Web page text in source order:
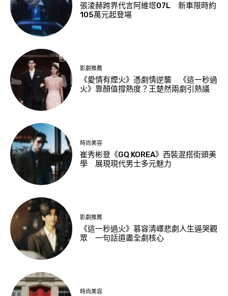
張淩赫跨界代言阿維塔07L 新車限時約
105萬元起登場
影劇推薦
《愛情有煙火》憑劇情逆襲 《這一秒過
火》靠顏值撐熱度？王楚然兩劇引熱議
時尚美容
崔秀彬登《GQ KOREA》西裝混搭街頭美
學 展現現代男士多元魅力
影劇推薦
《這一秒過火》慕容清嶧悲劇人生逼哭觀
眾 一句話道盡全劇核心
時尚美容